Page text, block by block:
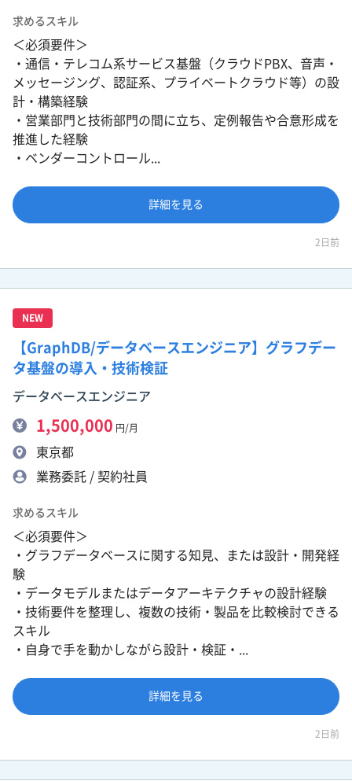
求めるスキル
＜必須要件＞
・通信・テレコム系サービス基盤（クラウドPBX、音声・
メッセージング、認証系、プライベートクラウド等）の設
計・構築経験
・営業部門と技術部門の間に立ち、定例報告や合意形成を
推進した経験
・ベンダーコントロール...
詳細を見る
2日前
NEW
【GraphDB/データベースエンジニア】グラフデー
タ基盤の導入・技術検証
データベースエンジニア
1,500,000 円/月
東京都
業務委託 / 契約社員
求めるスキル
＜必須要件＞
・グラフデータベースに関する知見、または設計・開発経
験
・データモデルまたはデータアーキテクチャの設計経験
・技術要件を整理し、複数の技術・製品を比較検討できる
スキル
・自身で手を動かしながら設計・検証・...
詳細を見る
2日前